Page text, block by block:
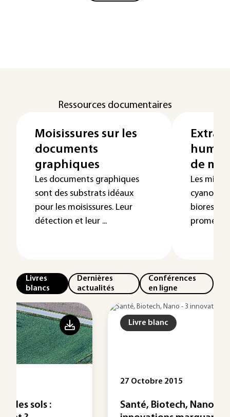
Ressources documentaires
Moisissures sur les
documents
graphiques
Les documents graphiques
sont des substrats idéaux
pour les moisissures. Leur
détection et leur ...
de
Les
Livres
blancs
Dernières
actualités
Conférences
en ligne
Livre blanc
Santé, Biotech, Nano - 3